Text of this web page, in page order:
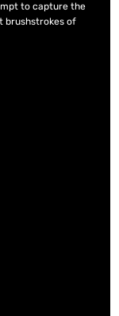
to capture the
brushstrokes of